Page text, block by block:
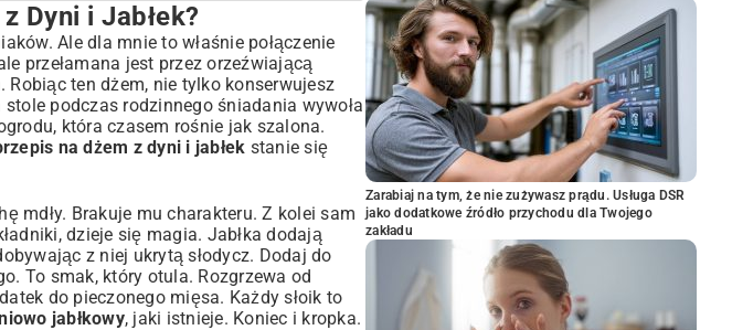
Dyni i Jabłek?
Ale dla mnie to właśnie połączenie
przełamana jest przez orzeźwiającą
Robiąc ten dżem, nie tylko konserwujesz
podczas rodzinnego śniadania wywoła
która czasem rośnie jak szalona.
na dżem z dyni i jabłek stanie się
mdły. Brakuje mu charakteru. Z kolei sam
dzieje się magia. Jabłka dodają
z niej ukrytą słodycz. Dodaj do
To smak, który otula. Rozgrzewa od
do pieczonego mięsa. Każdy słoik to
jabłkowy, jaki istnieje. Koniec i kropka.
Zarabiaj na tym, że nie zużywasz prądu. Usługa DSR
jako dodatkowe źródło przychodu dla Twojego
zakładu